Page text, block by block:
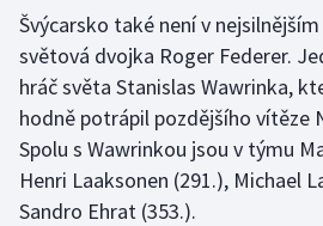
Sportovní střelba
Stolní tenis
Triatlon
Veslování
Švýcarsko také není v
světová dvojka Roger Federer.
hráč světa Stanislas Wawrinka,
hodně potrápil pozdějšího vítěze
Spolu s Wawrinkou jsou v týmu
Henri Laaksonen (291.), Michael
Sandro Ehrat (353.).